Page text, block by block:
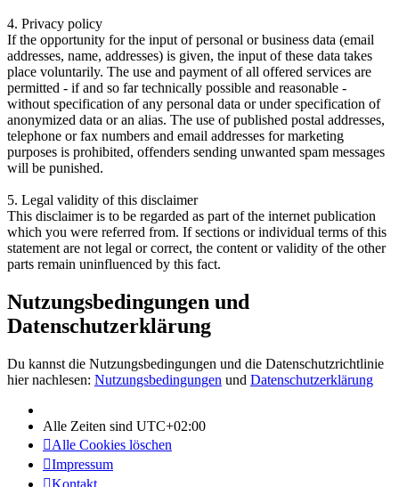
4. Privacy policy
If the opportunity for the input of personal or business data (email
addresses, name, addresses) is given, the input of these data takes
place voluntarily. The use and payment of all offered services are
permitted - if and so far technically possible and reasonable -
without specification of any personal data or under specification of
anonymized data or an alias. The use of published postal addresses,
telephone or fax numbers and email addresses for marketing
purposes is prohibited, offenders sending unwanted spam messages
will be punished.
5. Legal validity of this disclaimer
This disclaimer is to be regarded as part of the internet publication
which you were referred from. If sections or individual terms of this
statement are not legal or correct, the content or validity of the other
parts remain uninfluenced by this fact.
Nutzungsbedingungen und
Datenschutzerklärung
Du kannst die Nutzungsbedingungen und die Datenschutzrichtlinie
hier nachlesen: Nutzungsbedingungen und Datenschutzerklärung
Alle Zeiten sind UTC+02:00
Alle Cookies löschen
Impressum
Kontakt